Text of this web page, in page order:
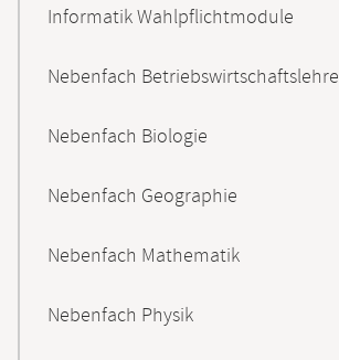
Informatik Wahlpflichtmodule
Nebenfach Betriebswirtschaftslehre
Nebenfach Biologie
Nebenfach Geographie
Nebenfach Mathematik
Nebenfach Physik